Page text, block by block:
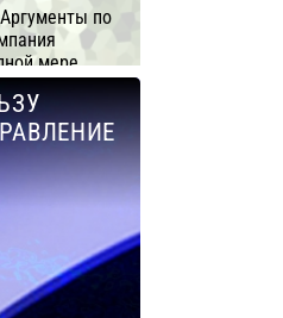
по
мере